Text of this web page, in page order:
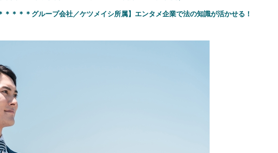
＊＊＊＊グループ会社／ケツメイシ所属】エンタメ企業で法の知識が活かせる！